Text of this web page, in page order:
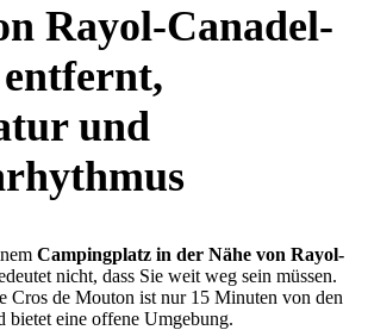
Rayol-Canadel-
und
Campingplatz in der Nähe von Rayol-
nicht, dass Sie weit weg sein müssen.
Cros de Mouton ist nur 15 Minuten von den
bietet eine offene Umgebung.